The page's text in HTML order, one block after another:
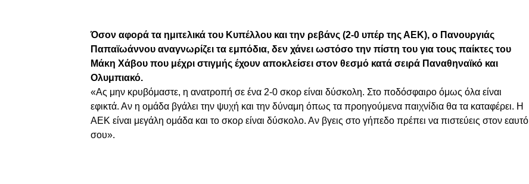
Όσον αφορά τα ημιτελικά του Κυπέλλου και την ρεβάνς (2-0 υπέρ της ΑΕΚ), ο Πανουργιάς
Παπαϊωάννου αναγνωρίζει τα εμπόδια, δεν χάνει ωστόσο την πίστη του για τους παίκτες του
Μάκη Χάβου που μέχρι στιγμής έχουν αποκλείσει στον θεσμό κατά σειρά Παναθηναϊκό και
Ολυμπιακό.
«Ας μην κρυβόμαστε, η ανατροπή σε ένα 2-0 σκορ είναι δύσκολη. Στο ποδόσφαιρο όμως όλα είναι
εφικτά. Αν η ομάδα βγάλει την ψυχή και την δύναμη όπως τα προηγούμενα παιχνίδια θα τα καταφέρει. Η
ΑΕΚ είναι μεγάλη ομάδα και το σκορ είναι δύσκολο. Αν βγεις στο γήπεδο πρέπει να πιστεύεις στον εαυτό
σου».